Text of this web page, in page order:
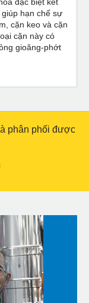
hạn chế sự
cặn keo và cặn
cặn này có
gioăng-phớt
phân phối được